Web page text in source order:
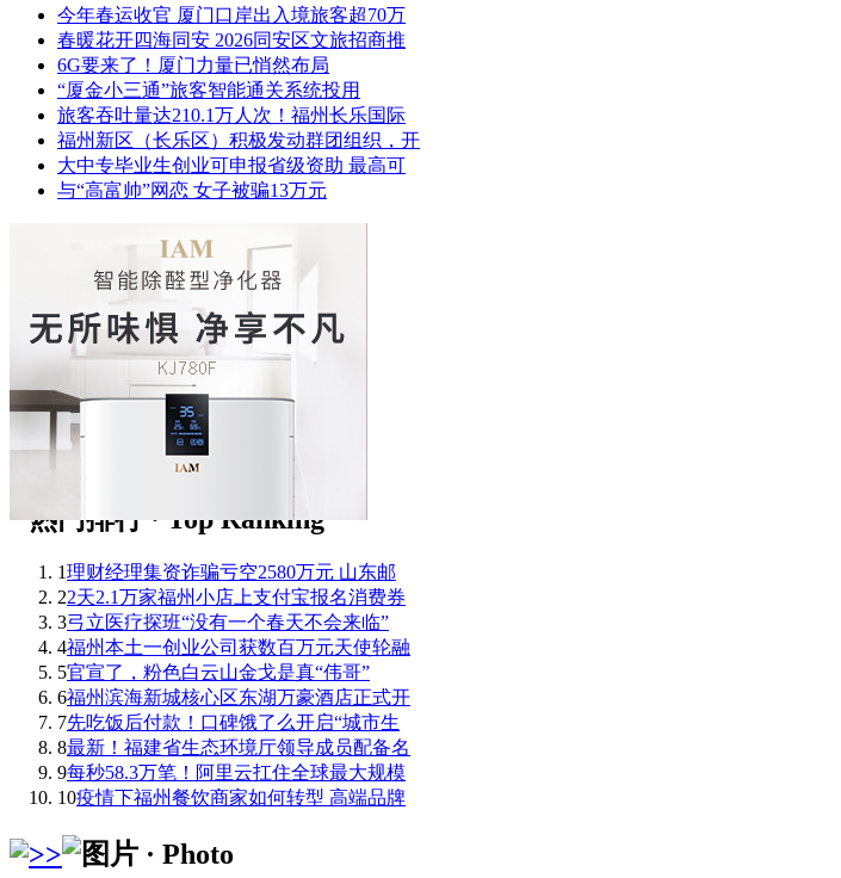
今年春运收官 厦门口岸出入境旅客超70万
春暖花开四海同安 2026同安区文旅招商推
6G要来了！厦门力量已悄然布局
“厦金小三通”旅客智能通关系统投用
旅客吞吐量达210.1万人次！福州长乐国际
福州新区（长乐区）积极发动群团组织，开
大中专毕业生创业可申报省级资助 最高可
与“高富帅”网恋 女子被骗13万元
1理财经理集资诈骗亏空2580万元 山东邮
22天2.1万家福州小店上支付宝报名消费券
3弓立医疗探班“没有一个春天不会来临”
4福州本土一创业公司获数百万元天使轮融
5官宣了，粉色白云山金戈是真“伟哥”
6福州滨海新城核心区东湖万豪酒店正式开
7先吃饭后付款！口碑饿了么开启“城市生
8最新！福建省生态环境厅领导成员配备名
9每秒58.3万笔！阿里云扛住全球最大规模
10疫情下福州餐饮商家如何转型 高端品牌